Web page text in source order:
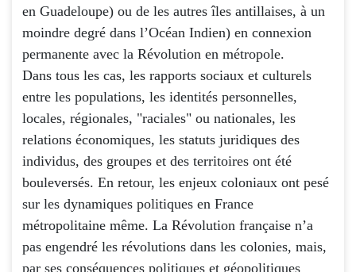
en Guadeloupe) ou de les autres îles antillaises, à un
moindre degré dans l’Océan Indien) en connexion
permanente avec la Révolution en métropole.
Dans tous les cas, les rapports sociaux et culturels
entre les populations, les identités personnelles,
locales, régionales, "raciales" ou nationales, les
relations économiques, les statuts juridiques des
individus, des groupes et des territoires ont été
bouleversés. En retour, les enjeux coloniaux ont pesé
sur les dynamiques politiques en France
métropolitaine même. La Révolution française n’a
pas engendré les révolutions dans les colonies, mais,
par ses conséquences politiques et géopolitiques